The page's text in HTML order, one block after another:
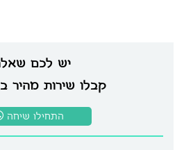
יש לכם
קבלו שירות מהיר
התחילו שיחה